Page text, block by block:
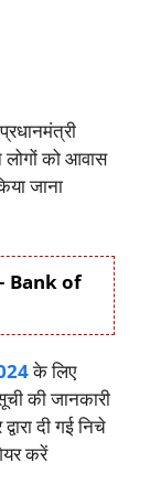
लोगों को आवास
जाना
– Bank of
के लिए
की जानकारी
दी गई निचे
करें